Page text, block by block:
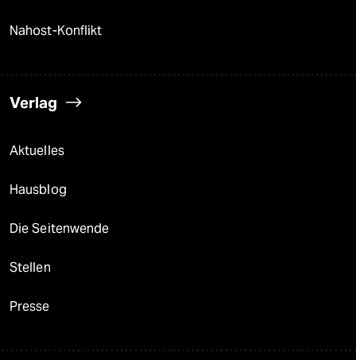
Nahost-Konflikt
Verlag
Aktuelles
Hausblog
Die Seitenwende
Stellen
Presse